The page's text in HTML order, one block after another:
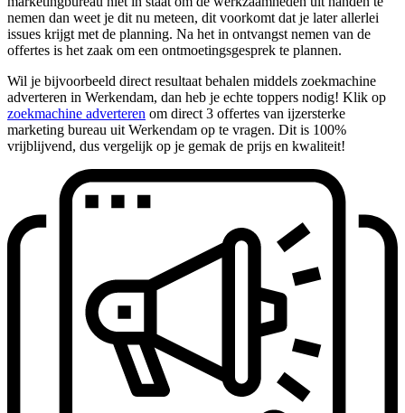
nemen dan weet je dit nu meteen, dit voorkomt dat je later allerlei
issues krijgt met de planning. Na het in ontvangst nemen van de
offertes is het zaak om een ontmoetingsgesprek te plannen.
Wil je bijvoorbeeld direct resultaat behalen middels zoekmachine
adverteren in Werkendam, dan heb je echte toppers nodig! Klik op
zoekmachine adverteren om direct 3 offertes van ijzersterke
marketing bureau uit Werkendam op te vragen. Dit is 100%
vrijblijvend, dus vergelijk op je gemak de prijs en kwaliteit!